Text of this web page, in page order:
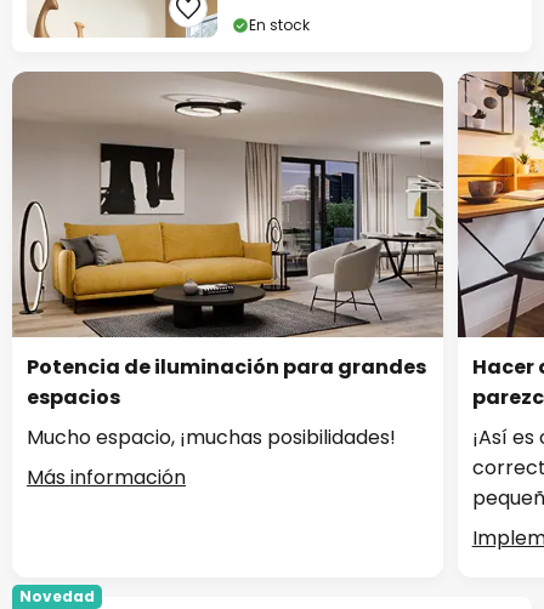
En stock
Potencia de iluminación para grandes
espacios
Mucho espacio, ¡muchas posibilidades!
Más información
Hacer
¡Así
Novedad